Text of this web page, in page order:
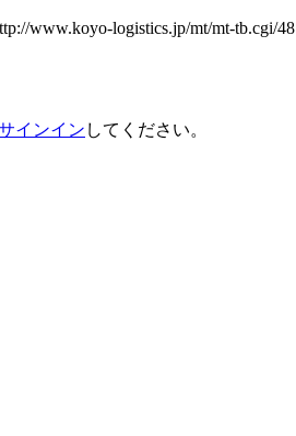
www.koyo-logistics.jp/mt/mt-tb.cgi/48
インイン してください。